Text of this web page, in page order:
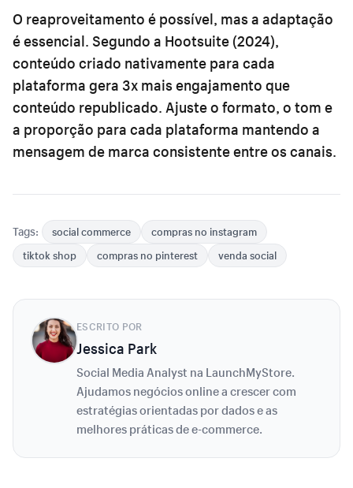
O reaproveitamento é possível, mas a adaptação
é essencial. Segundo a Hootsuite (2024),
conteúdo criado nativamente para cada
plataforma gera 3x mais engajamento que
conteúdo republicado. Ajuste o formato, o tom e
a proporção para cada plataforma mantendo a
mensagem de marca consistente entre os canais.
Tags: social commerce
compras no instagram
tiktok shop
compras no pinterest venda social
ESCRITO POR
Jessica Park
Social Media Analyst na LaunchMyStore.
Ajudamos negócios online a crescer com
estratégias orientadas por dados e as
melhores práticas de e-commerce.